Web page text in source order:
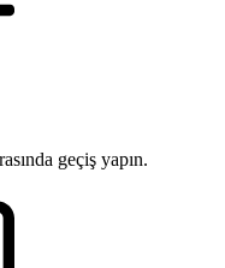
geçiş yapın.